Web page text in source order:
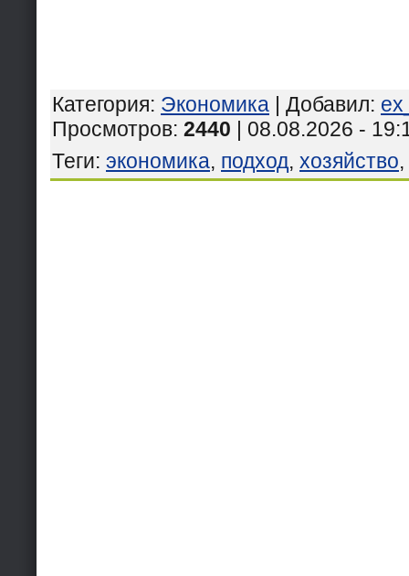
Категория: Экономика | Добавил:
Просмотров: 2440 | 08.08.2026 -
Теги: экономика, подход, хозяйство,